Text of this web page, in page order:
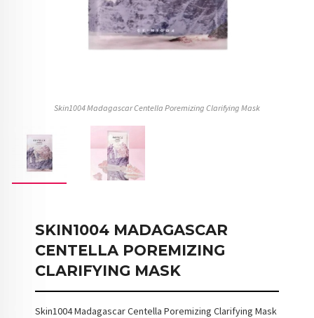
Skin1004 Madagascar Centella Poremizing Clarifying Mask
SKIN1004 MADAGASCAR
CENTELLA POREMIZING
CLARIFYING MASK
Skin1004 Madagascar Centella Poremizing Clarifying Mask